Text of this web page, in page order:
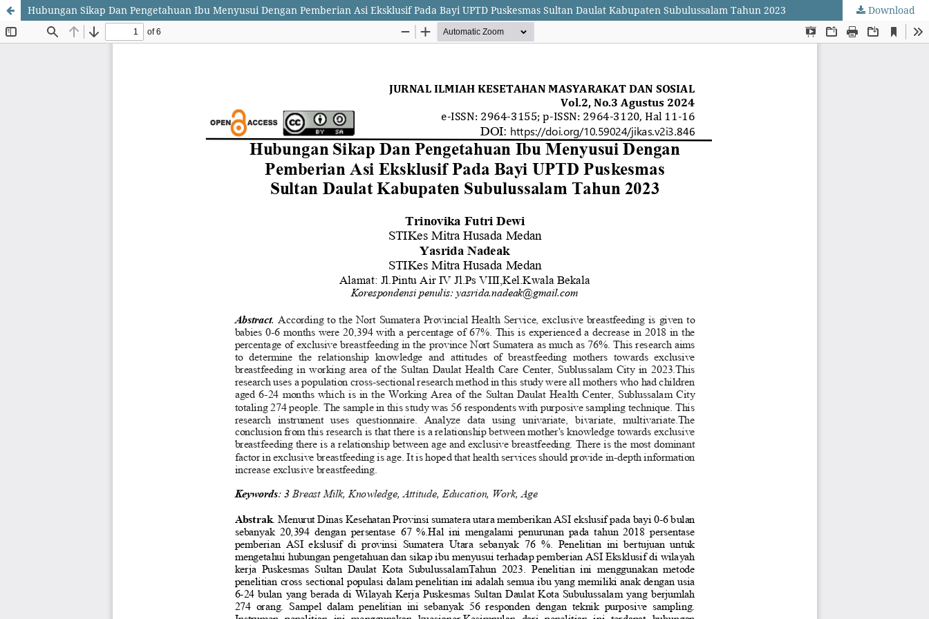
Hubungan Sikap Dan Pengetahuan Ibu Menyusui Dengan Pemberian Asi Eksklusif Pada Bayi UPTD Puskesmas Sultan Daulat Kabupaten Subulussalam Tahun 2023 Download